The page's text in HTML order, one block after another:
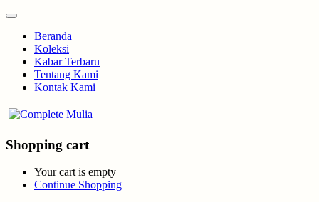
Beranda
Koleksi
Kabar Terbaru
Tentang Kami
Kontak Kami
Shopping cart
Your cart is empty
Continue Shopping